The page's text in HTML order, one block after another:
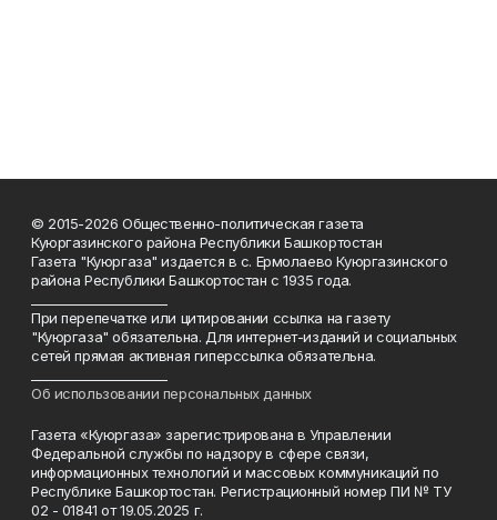
© 2015-2026 Общественно-политическая газета
Куюргазинского района Республики Башкортостан
Газета "Куюргаза" издается в с. Ермолаево Куюргазинского
района Республики Башкортостан с 1935 года.
При перепечатке или цитировании ссылка на газету
"Куюргаза" обязательна. Для интернет-изданий и социальных
сетей прямая активная гиперссылка обязательна.
Об использовании персональных данных
Газета «Куюргаза» зарегистрирована в Управлении
Федеральной службы по надзору в сфере связи,
информационных технологий и массовых коммуникаций по
Республике Башкортостан. Регистрационный номер ПИ № ТУ
02 - 01841 от 19.05.2025 г.